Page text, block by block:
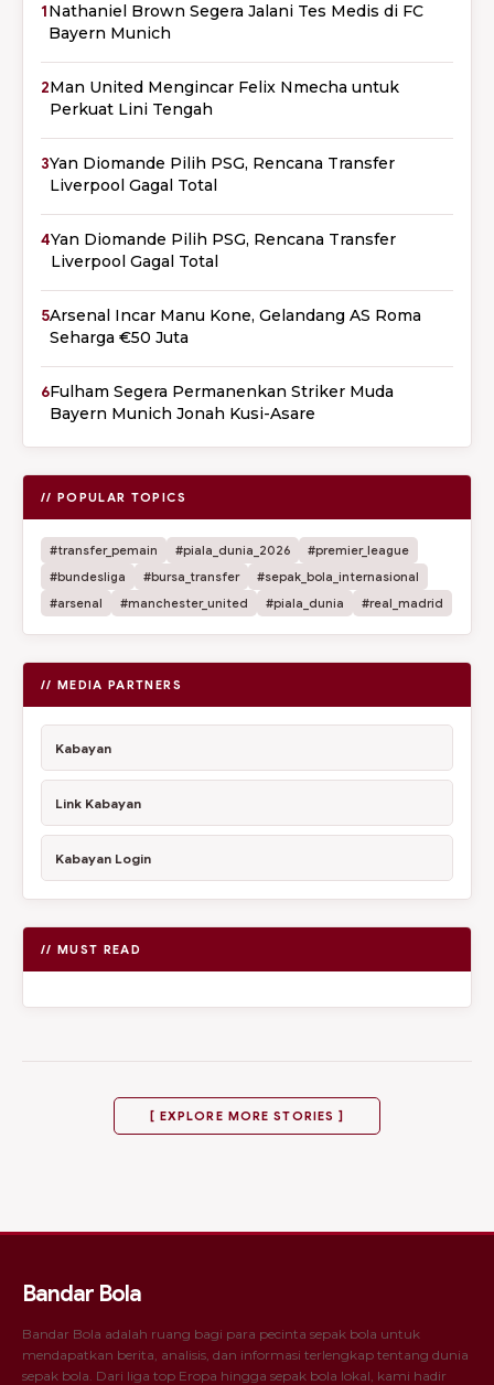
1Nathaniel Brown Segera Jalani Tes Medis di FC
Bayern Munich
2Man United Mengincar Felix Nmecha untuk
Perkuat Lini Tengah
3Yan Diomande Pilih PSG, Rencana Transfer
Liverpool Gagal Total
4Yan Diomande Pilih PSG, Rencana Transfer
Liverpool Gagal Total
5Arsenal Incar Manu Kone, Gelandang AS Roma
Seharga €50 Juta
6Fulham Segera Permanenkan Striker Muda
Bayern Munich Jonah Kusi-Asare
// POPULAR TOPICS
#transfer_pemain #piala_dunia_2026
#premier_league
#bundesliga
#bursa_transfer
#sepak_bola_internasional
#arsenal
#manchester_united #piala_dunia #real_madrid
// MEDIA PARTNERS
Kabayan
Link Kabayan
Kabayan Login
// MUST READ
[ EXPLORE MORE STORIES ]
Bandar Bola
Bandar Bola adalah ruang bagi para pecinta sepak bola untuk
mendapatkan berita, analisis, dan informasi terlengkap tentang dunia
sepak bola. Dari liga top Eropa hingga sepak bola lokal, kami hadir